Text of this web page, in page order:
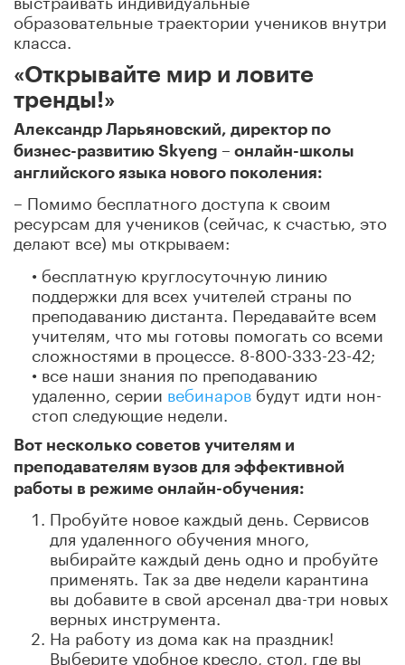
образовательные траектории учеников внутри
класса.
«Открывайте мир и ловите
тренды!»
Александр Ларьяновский, директор по
бизнес-развитию Skyeng – онлайн-школы
английского языка нового поколения:
– Помимо бесплатного доступа к своим
ресурсам для учеников (сейчас, к счастью, это
делают все) мы открываем:
• бесплатную круглосуточную линию
поддержки для всех учителей страны по
преподаванию дистанта. Передавайте всем
учителям, что мы готовы помогать со всеми
сложностями в процессе. 8-800-333-23-42;
• все наши знания по преподаванию
удаленно, серии вебинаров будут идти нон-
стоп следующие недели.
Вот несколько советов учителям и
преподавателям вузов для эффективной
работы в режиме онлайн-обучения:
Пробуйте новое каждый день. Сервисов
для удаленного обучения много,
выбирайте каждый день одно и пробуйте
применять. Так за две недели карантина
вы добавите в свой арсенал два-три новых
верных инструмента.
На работу из дома как на праздник!
Выберите удобное кресло, стол, где вы